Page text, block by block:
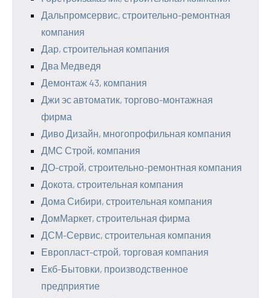
Дальпромсервис, строительно-ремонтная
компания
Дар, строительная компания
Два Медведя
Демонтаж 43, компания
Джи эс автоматик, торгово-монтажная
фирма
Диво Дизайн, многопрофильная компания
ДМС Строй, компания
ДО-строй, строительно-ремонтная компания
Докота, строительная компания
Дома Сибири, строительная компания
ДомМаркет, строительная фирма
ДСМ-Сервис, строительная компания
Европласт-строй, торговая компания
Екб-Бытовки, производственное
предприятие